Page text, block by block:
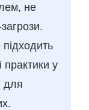
не
практики у
для